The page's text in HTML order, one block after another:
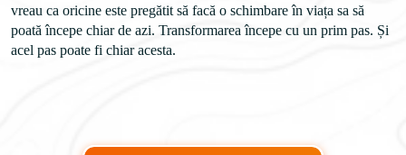
vreau ca oricine este pregătit să facă o schimbare în viața sa să
poată începe chiar de azi. Transformarea începe cu un prim pas. Și
acel pas poate fi chiar acesta.